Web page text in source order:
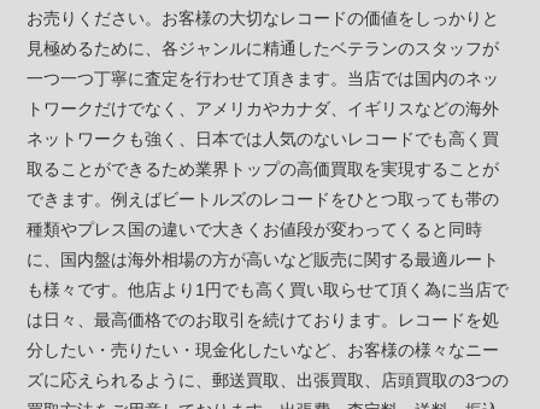
お売りください。お客様の大切なレコードの価値をしっかりと
見極めるために、各ジャンルに精通したベテランのスタッフが
一つ一つ丁寧に査定を行わせて頂きます。当店では国内のネッ
トワークだけでなく、アメリカやカナダ、イギリスなどの海外
ネットワークも強く、日本では人気のないレコードでも高く買
取ることができるため業界トップの高価買取を実現することが
できます。例えばビートルズのレコードをひとつ取っても帯の
種類やプレス国の違いで大きくお値段が変わってくると同時
に、国内盤は海外相場の方が高いなど販売に関する最適ルート
も様々です。他店より1円でも高く買い取らせて頂く為に当店で
は日々、最高価格でのお取引を続けております。レコードを処
分したい・売りたい・現金化したいなど、お客様の様々なニー
ズに応えられるように、郵送買取、出張買取、店頭買取の3つの